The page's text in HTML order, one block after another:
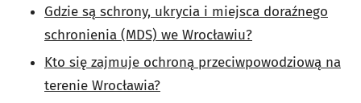
Gdzie są schrony, ukrycia i miejsca doraźnego
schronienia (MDS) we Wrocławiu?
Kto się zajmuje ochroną przeciwpowodziową na
terenie Wrocławia?